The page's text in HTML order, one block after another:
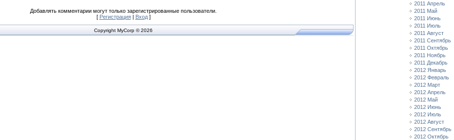
Добавлять комментарии могут только зарегистрированные пользователи.
[ Регистрация| Вход]
Copyright MyCorp © 2026
2011 Апрель
2011 Май
2011 Июнь
2011 Июль
2011 Август
2011 Сентябрь
2011 Октябрь
2011 Ноябрь
2011 Декабрь
2012 Январь
2012 Февраль
2012 Март
2012 Апрель
2012 Май
2012 Июнь
2012 Июль
2012 Август
2012 Сентябрь
2012 Октябрь